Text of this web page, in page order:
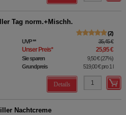
Tag norm.+Mischh.
2
UVP** 35,45 €
Unser Preis* 25,95 €
Sie sparen 9,50 €(27%)
Grundpreis
519,00 €pro 1 l
Details
Nachtcreme